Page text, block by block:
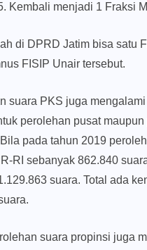
Kembali menjadi 1 Fraksi
di DPRD Jatim bisa satu
FISIP Unair tersebut.
suara PKS juga
perolehan pusat
pada tahun 2019
RI sebanyak 862.840
suara. Total ada
suara propinsi juga